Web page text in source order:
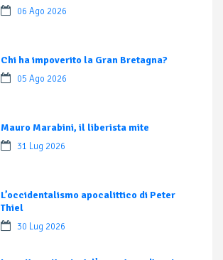
06 Ago 2026
Chi ha impoverito la Gran Bretagna?
05 Ago 2026
Mauro Marabini, il liberista mite
31 Lug 2026
L’occidentalismo apocalittico di Peter
Thiel
30 Lug 2026